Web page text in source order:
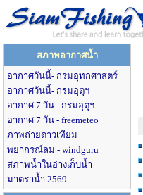
สภาพอากาศน้ำ
อากาศวันนี้- กรมอุทกศาสตร์
อากาศวันนี้- กรมอุตุฯ
อากาศ 7 วัน - กรมอุตุฯ
อากาศ 7 วัน - freemeteo
ภาพถ่ายดาวเทียม
พยากรณ์ลม - windguru
สภาพน้ำในอ่างเก็บน้ำ
มาตราน้ำ 2569